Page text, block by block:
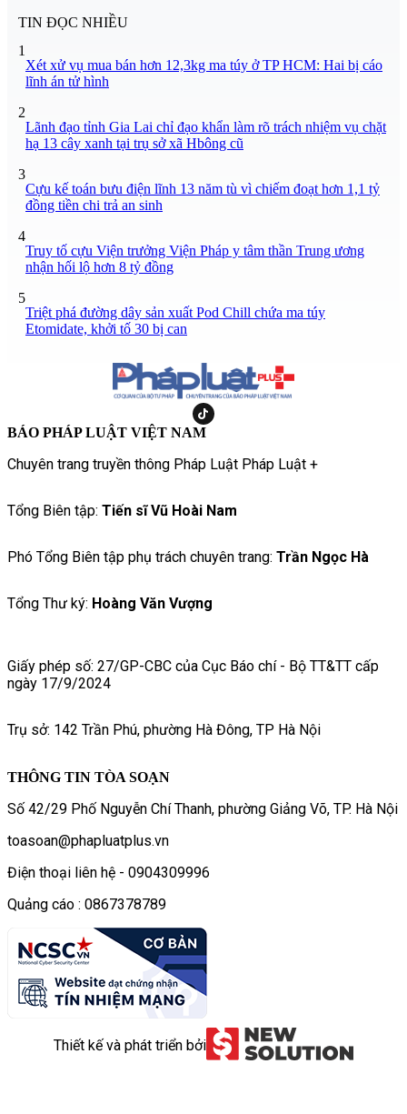
TIN ĐỌC NHIỀU
1
Xét xử vụ mua bán hơn 12,3kg ma túy ở TP HCM: Hai bị cáo
lĩnh án tử hình
2
Lãnh đạo tỉnh Gia Lai chỉ đạo khẩn làm rõ trách nhiệm vụ chặt
hạ 13 cây xanh tại trụ sở xã Hbông cũ
3
Cựu kế toán bưu điện lĩnh 13 năm tù vì chiếm đoạt hơn 1,1 tỷ
đồng tiền chi trả an sinh
4
Truy tố cựu Viện trưởng Viện Pháp y tâm thần Trung ương
nhận hối lộ hơn 8 tỷ đồng
5
Triệt phá đường dây sản xuất Pod Chill chứa ma túy
Etomidate, khởi tố 30 bị can
BÁO PHÁP LUẬT VIỆT NAM
Chuyên trang truyền thông Pháp Luật Pháp Luật +
Tổng Biên tập: Tiến sĩ Vũ Hoài Nam
Phó Tổng Biên tập phụ trách chuyên trang: Trần Ngọc Hà
Tổng Thư ký: Hoàng Văn Vượng
Giấy phép số: 27/GP-CBC của Cục Báo chí - Bộ TT&TT cấp
ngày 17/9/2024
Trụ sở: 142 Trần Phú, phường Hà Đông, TP Hà Nội
THÔNG TIN TÒA SOẠN
Số 42/29 Phố Nguyễn Chí Thanh, phường Giảng Võ, TP. Hà Nội
toasoan@phapluatplus.vn
Điện thoại liên hệ - 0904309996
Quảng cáo : 0867378789
Thiết kế và phát triển bởi